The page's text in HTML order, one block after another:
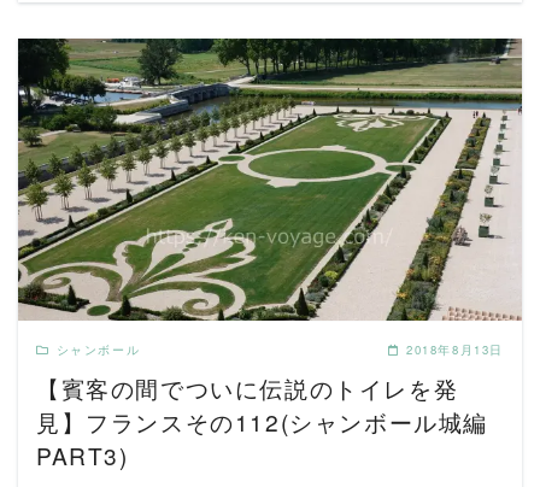
READ MORE
シャンボール 2018年8月13日
【賓客の間でついに伝説のトイレを発
見】フランスその112(シャンボール城編
PART3)